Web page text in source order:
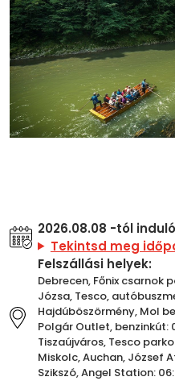
2026.08.08 -tól
Tekintsd meg
Felszállási helyek:
Debrecen, Főnix csarnok
Józsa, Tesco,
Hajdúböszörmény, Mol
Polgár Outlet, benzinkút:
Tiszaújváros, Tesco
Miskolc, Auchan, József
Szikszó, Angel Station: